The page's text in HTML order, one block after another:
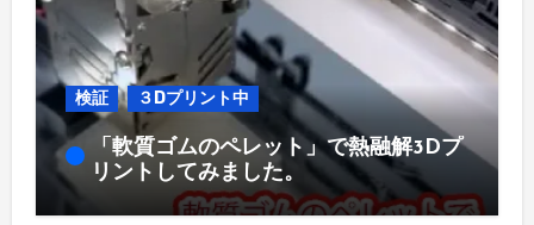
検証 ３Dプリント中
「軟質ゴムのペレット」で熱融解3Dプ
リントしてみました。